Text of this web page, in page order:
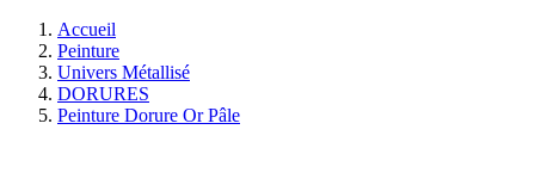
Accueil
Peinture
Univers Métallisé
DORURES
Peinture Dorure Or Pâle